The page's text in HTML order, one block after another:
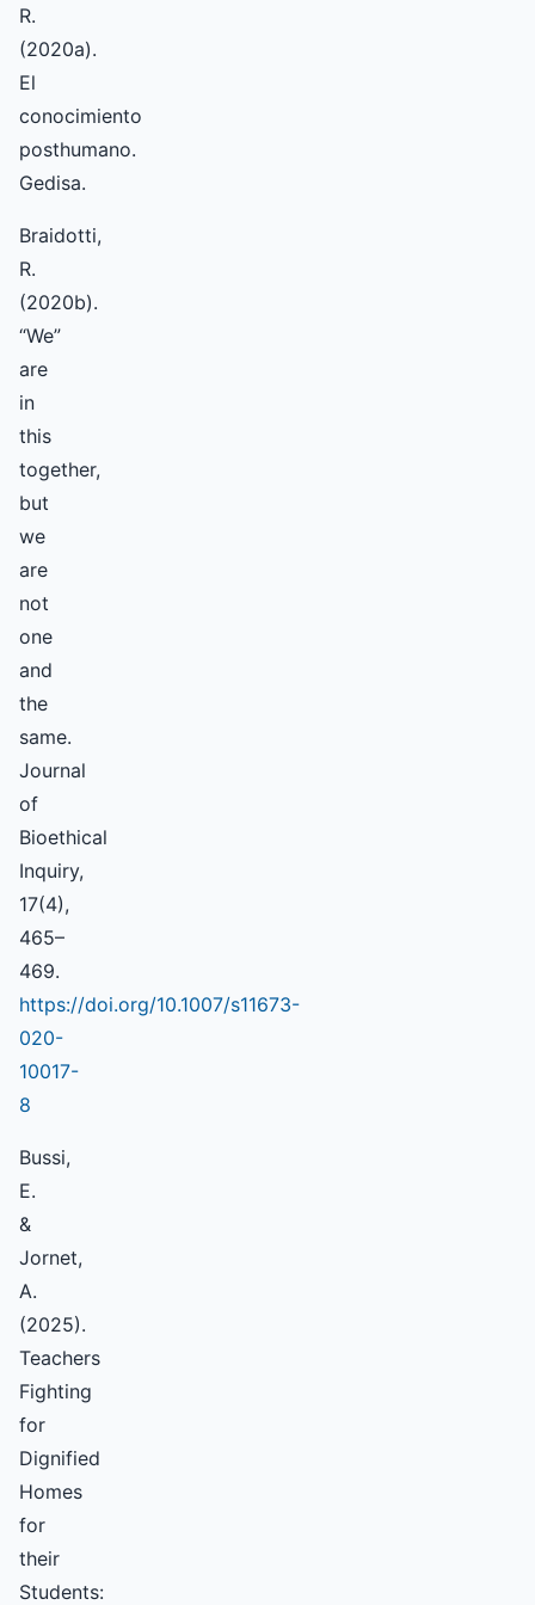
R.
(2020a).
El
conocimiento
posthumano.
Gedisa.
Braidotti,
R.
(2020b).
“We”
are
in
this
together,
but
we
are
not
one
and
the
same.
Journal
of
Bioethical
Inquiry,
17(4),
465–
469.
https://doi.org/10.1007/s11673-
020-
10017-
8
Bussi,
E.
&
Jornet,
A.
(2025).
Teachers
Fighting
for
Dignified
Homes
for
their
Students: